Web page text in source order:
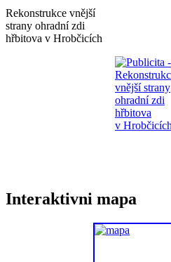
Rekonstrukce vnější
strany ohradní zdi
hřbitova v Hrobčicích
Interaktivni mapa